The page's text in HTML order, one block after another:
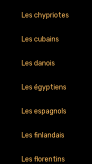
Les chypriotes
Les cubains
Les danois
Les égyptiens
Les espagnols
Les finlandais
Les florentins